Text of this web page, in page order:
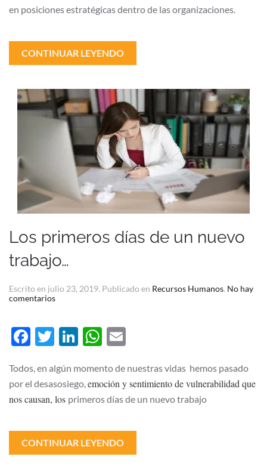
en posiciones estratégicas dentro de las organizaciones.
CONTINUAR LEYENDO
Los primeros días de un nuevo
trabajo…
Escrito en julio 23, 2019. Publicado en Recursos Humanos. No hay
comentariosen
días
de
un
trabajo…
Facebook
Twitter
LinkedIn
WhatsApp
Todos, en algún momento de nuestras vidas hemos pasado
por el desasosiego,emoción y sentimiento de vulnerabilidad que
nos causan, los primeros días de un nuevo trabajo
CONTINUAR LEYENDO